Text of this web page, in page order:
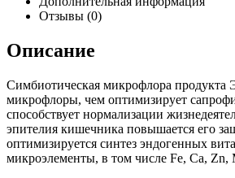
Отзывы (0)
Описание
Симбиотическая микрофлора продукта
микрофлоры, чем оптимизирует
способствует нормализации
эпителия кишечника повышается его
оптимизируется синтез эндогенных
микроэлементы, в том числе Fe, Ca,